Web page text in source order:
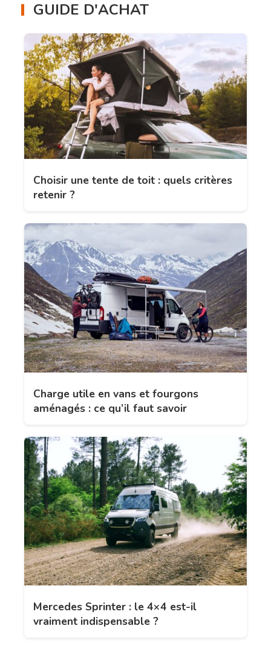
GUIDE D'ACHAT
Choisir une tente de toit : quels critères
retenir ?
Charge utile en vans et fourgons
aménagés : ce qu’il faut savoir
Mercedes Sprinter : le 4×4 est-il
vraiment indispensable ?